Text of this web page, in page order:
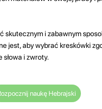
skutecznym i zabawnym
jest, aby wybrać kreskówki
słowa i zwroty.
naukę Hebrajski